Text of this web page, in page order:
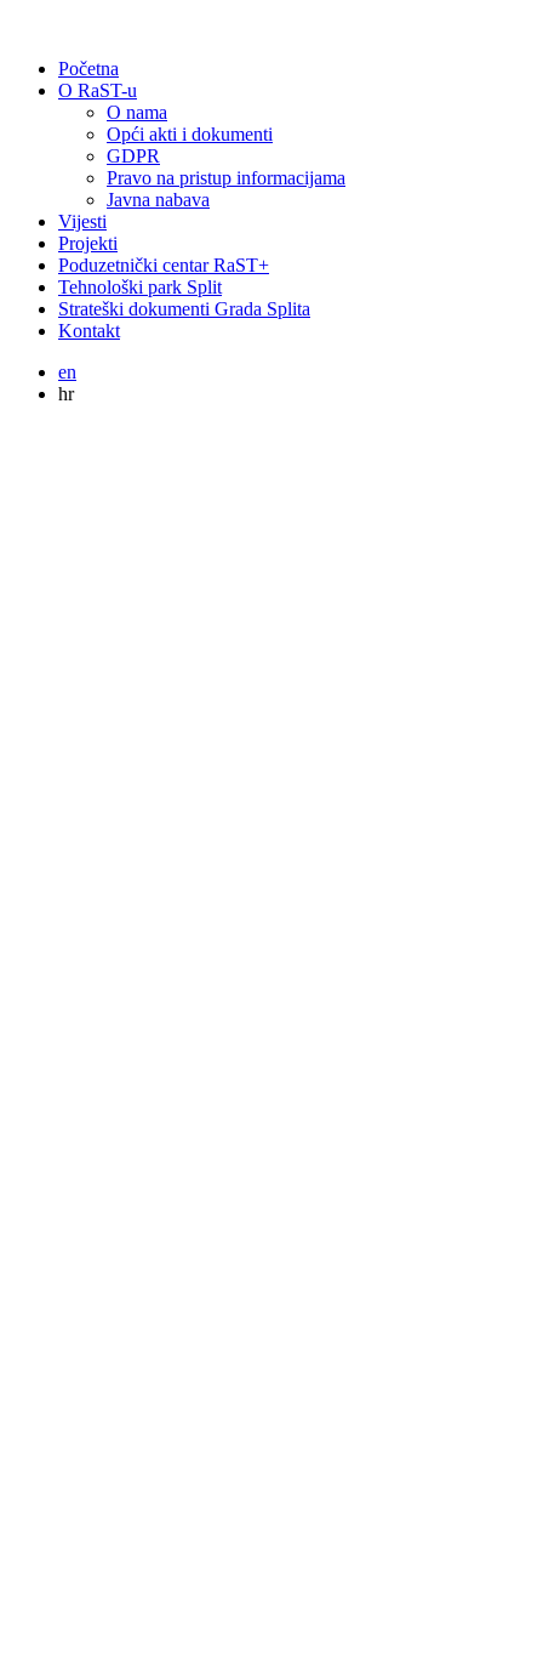
Početna
O RaST-u
O nama
Opći akti i dokumenti
GDPR
Pravo na pristup informacijama
Javna nabava
Vijesti
Projekti
Poduzetnički centar RaST+
Tehnološki park Split
Strateški dokumenti Grada Splita
Kontakt
en
hr